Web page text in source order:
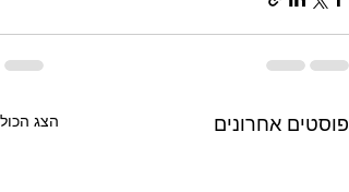
פוסטים אחרונים הצג הכול